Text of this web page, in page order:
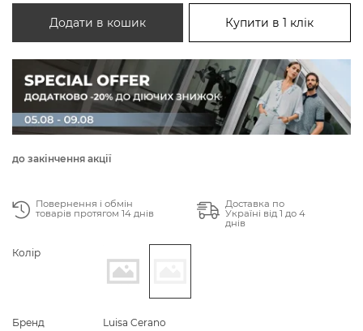
Додати в кошик Купити в 1 клік
до закінчення акції
Повернення і обмін
товарів протягом 14 днів
Доставка по
Україні від 1 до 4
днів
Колір
Бренд
Luisa Cerano